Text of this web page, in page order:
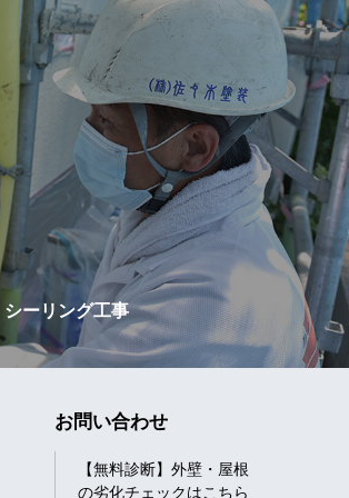
ーリング工事
お問い合わせ
【無料診断】外壁・屋根
の劣化チェックはこちら